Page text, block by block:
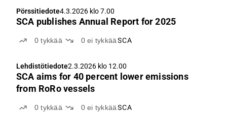
Pörssitiedote4.3.2026 klo 7.00
SCA publishes Annual Report for 2025
0tykkää 0ei tykkääSCA
Lehdistötiedote2.3.2026 klo 12.00
SCA aims for 40 percent lower emissions
from RoRo vessels
0tykkää 0ei tykkääSCA